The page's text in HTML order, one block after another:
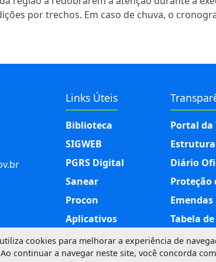
por trechos. Em caso de chuva, o
Links Úteis
Biblioteca
SIGWEB
PGRS Digital
Sanear
Procon
Aplicativos
Portal da
Diário
Proteção
Tabela
cookies para melhorar a experiência de
continuar a navegar neste site, você concorda